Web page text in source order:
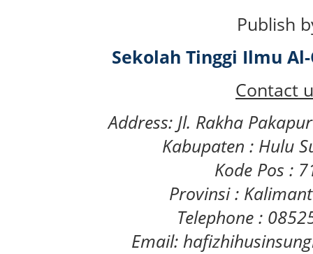
Publish
Sekolah Tinggi Ilmu
Contact
Address: Jl. Rakha
Kabupaten : Hulu
Kode Pos :
Provinsi :
Telephone :
Email: